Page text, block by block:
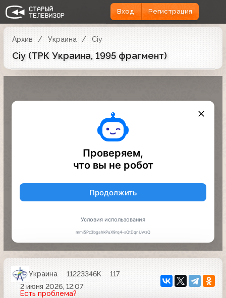
Вход Регистрация
Архив Украина Сіу
Сіу (ТРК Украина, 1995 фрагмент)
Украина 11223346K
117
2 июня 2026, 12:07
Есть проблема?